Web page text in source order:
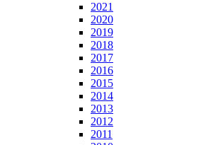
2021
2020
2019
2018
2017
2016
2015
2014
2013
2012
2011